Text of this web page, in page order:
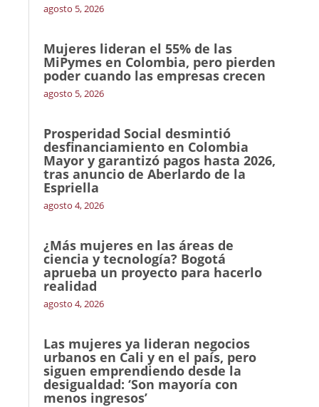
agosto 5, 2026
Mujeres lideran el 55% de las
MiPymes en Colombia, pero pierden
poder cuando las empresas crecen
agosto 5, 2026
Prosperidad Social desmintió
desfinanciamiento en Colombia
Mayor y garantizó pagos hasta 2026,
tras anuncio de Aberlardo de la
Espriella
agosto 4, 2026
¿Más mujeres en las áreas de
ciencia y tecnología? Bogotá
aprueba un proyecto para hacerlo
realidad
agosto 4, 2026
Las mujeres ya lideran negocios
urbanos en Cali y en el país, pero
siguen emprendiendo desde la
desigualdad: ‘Son mayoría con
menos ingresos’